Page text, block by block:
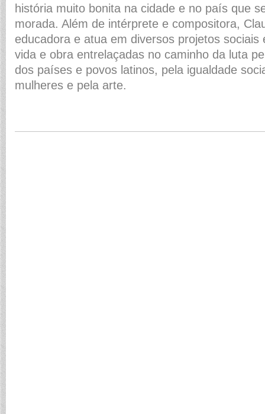
história muito bonita na cidade e no país que
morada. Além de intérprete e compositora,
educadora e atua em diversos projetos
vida e obra entrelaçadas no caminho da luta
dos países e povos latinos, pela igualdade
mulheres e pela arte.